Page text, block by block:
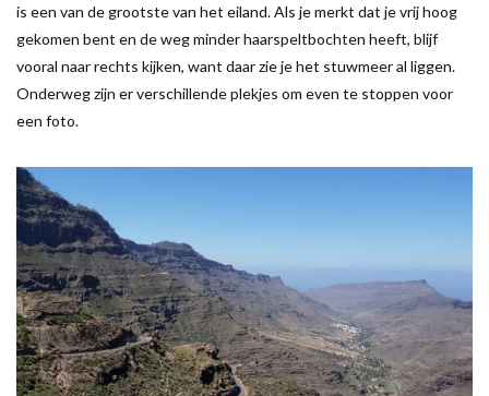
is een van de grootste van het eiland. Als je merkt dat je vrij hoog
gekomen bent en de weg minder haarspeltbochten heeft, blijf
vooral naar rechts kijken, want daar zie je het stuwmeer al liggen.
Onderweg zijn er verschillende plekjes om even te stoppen voor
een foto.